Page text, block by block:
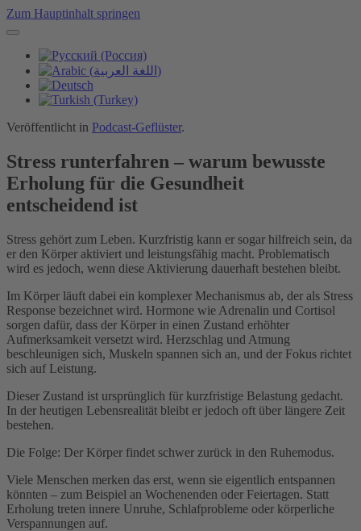
Zum Hauptinhalt springen
Veröffentlicht in Podcast-Geflüster.
Stress runterfahren – warum bewusste
Erholung für die Gesundheit
entscheidend ist
Stress gehört zum Leben. Kurzfristig kann er sogar hilfreich sein, da
er den Körper aktiviert und leistungsfähig macht. Problematisch
wird es jedoch, wenn diese Aktivierung dauerhaft bestehen bleibt.
Im Körper läuft dabei ein komplexer Mechanismus ab, der als Stress
Response bezeichnet wird. Hormone wie Adrenalin und Cortisol
sorgen dafür, dass der Körper in einen Zustand erhöhter
Aufmerksamkeit versetzt wird. Herzschlag und Atmung
beschleunigen sich, Muskeln spannen sich an, und der Fokus richtet
sich auf Leistung.
Dieser Zustand ist ursprünglich für kurzfristige Belastung gedacht.
In der heutigen Lebensrealität bleibt er jedoch oft über längere Zeit
bestehen.
Die Folge: Der Körper findet schwer zurück in den Ruhemodus.
Viele Menschen merken das erst, wenn sie eigentlich entspannen
könnten – zum Beispiel an Wochenenden oder Feiertagen. Statt
Erholung treten innere Unruhe, Schlafprobleme oder körperliche
Verspannungen auf.